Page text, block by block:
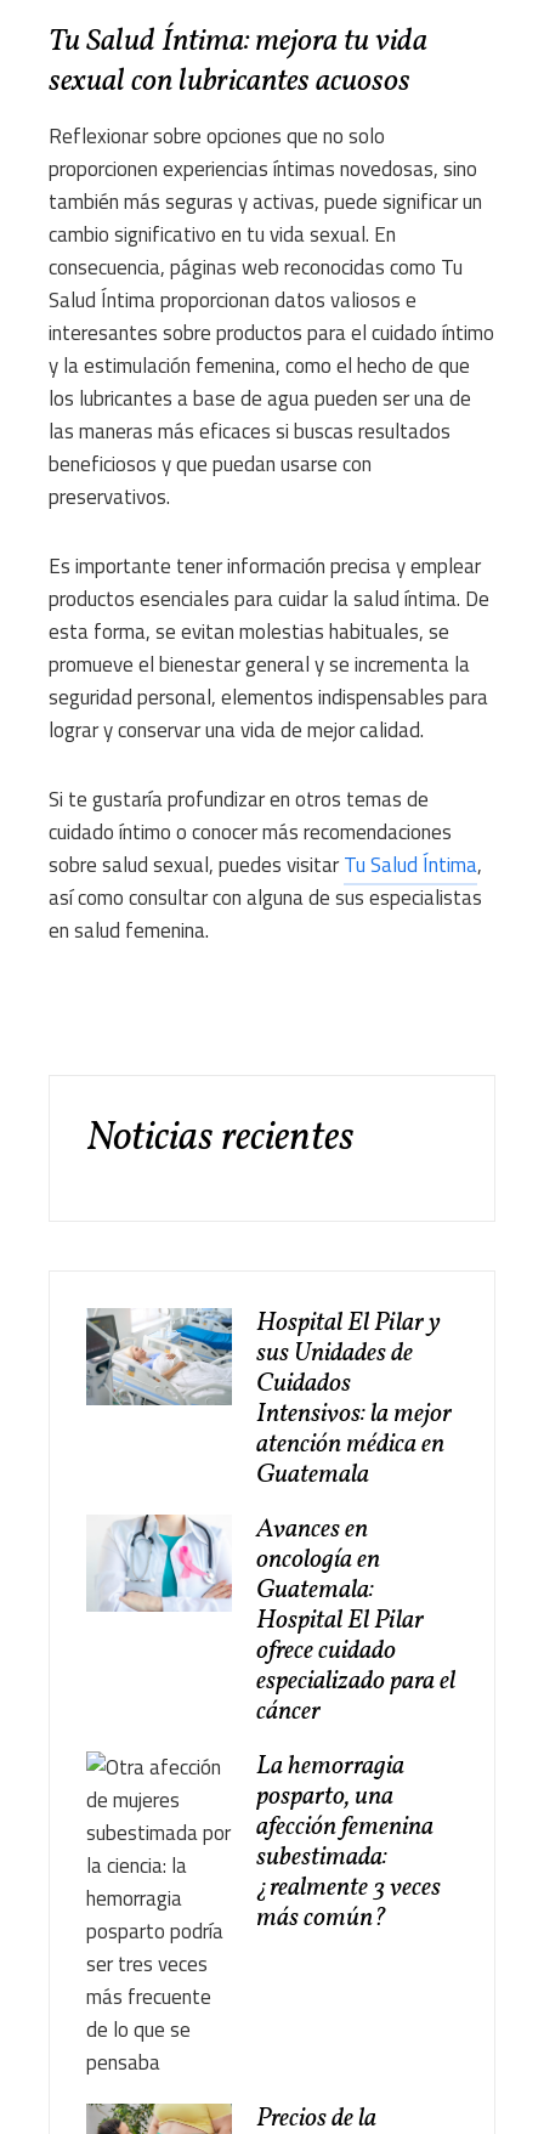
Tu Salud Íntima: mejora tu vida
sexual con lubricantes acuosos
Reflexionar sobre opciones que no solo
proporcionen experiencias íntimas novedosas, sino
también más seguras y activas, puede significar un
cambio significativo en tu vida sexual. En
consecuencia, páginas web reconocidas como Tu
Salud Íntima proporcionan datos valiosos e
interesantes sobre productos para el cuidado íntimo
y la estimulación femenina, como el hecho de que
los lubricantes a base de agua pueden ser una de
las maneras más eficaces si buscas resultados
beneficiosos y que puedan usarse con
preservativos.
Es importante tener información precisa y emplear
productos esenciales para cuidar la salud íntima. De
esta forma, se evitan molestias habituales, se
promueve el bienestar general y se incrementa la
seguridad personal, elementos indispensables para
lograr y conservar una vida de mejor calidad.
Si te gustaría profundizar en otros temas de
cuidado íntimo o conocer más recomendaciones
sobre salud sexual, puedes visitarTu Salud Íntima,
así como consultar con alguna de sus especialistas
en salud femenina.
Noticias recientes
Hospital El Pilar y
sus Unidades de
Cuidados
Intensivos: la mejor
atención médica en
Guatemala
Avances en
oncología en
Guatemala:
Hospital El Pilar
ofrece cuidado
especializado para el
cáncer
La hemorragia
posparto, una
afección femenina
subestimada:
¿realmente 3 veces
más común?
Precios de la